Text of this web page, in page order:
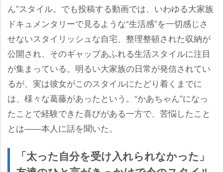
ん”スタイル。でも投稿する動画では、いわゆる大家族
ドキュメンタリーで見るような“生活感”を一切感じさ
せないスタイリッシュな自宅、整理整頓された収納が
公開され、そのギャップあふれる生活スタイルに注目
が集まっている。明るい大家族の日常が発信されてい
るが、実は彼女がこのスタイルにたどり着くまでに
は、様々な葛藤があったという。“かあちゃん”になっ
たことで経験できた喜びがある一方で、苦悩したこと
とは――本人に話を聞いた。
「太った自分を受け入れられなかった」